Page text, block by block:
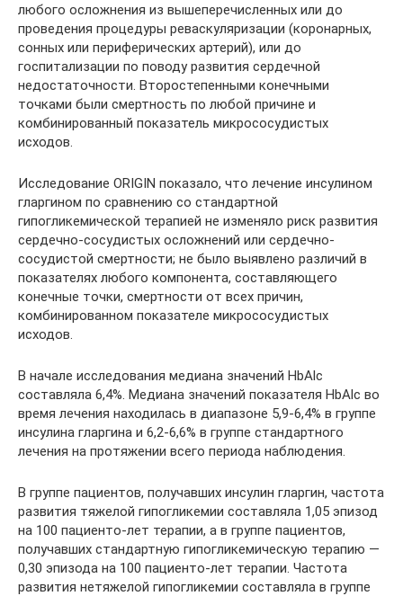
любого осложнения из вышеперечисленных или до
проведения процедуры реваскуляризации (коронарных,
сонных или периферических артерий), или до
госпитализации по поводу развития сердечной
недостаточности. Второстепенными конечными
точками были смертность по любой причине и
комбинированный показатель микрососудистых
исходов.
Исследование ORIGIN показало, что лечение инсулином
гларгином по сравнению со стандартной
гипогликемической терапией не изменяло риск развития
сердечно-сосудистых осложнений или сердечно-
сосудистой смертности; не было выявлено различий в
показателях любого компонента, составляющего
конечные точки, смертности от всех причин,
комбинированном показателе микрососудистых
исходов.
В начале исследования медиана значений HbAlc
составляла 6,4%. Медиана значений показателя HbAlc во
время лечения находилась в диапазоне 5,9-6,4% в группе
инсулина гларгина и 6,2-6,6% в группе стандартного
лечения на протяжении всего периода наблюдения.
В группе пациентов, получавших инсулин гларгин, частота
развития тяжелой гипогликемии составляла 1,05 эпизод
на 100 пациенто-лет терапии, а в группе пациентов,
получавших стандартную гипогликемическую терапию —
0,30 эпизода на 100 пациенто-лет терапии. Частота
развития нетяжелой гипогликемии составляла в группе